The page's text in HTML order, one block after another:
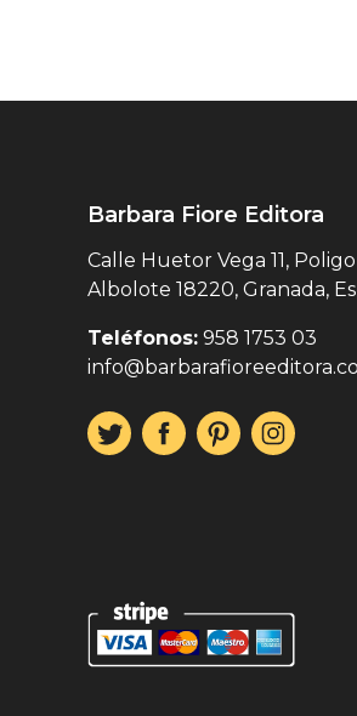
Barbara Fiore Editora
Calle Huetor Vega 11,
Albolote 18220, Granada,
Teléfonos: 958 1753 03